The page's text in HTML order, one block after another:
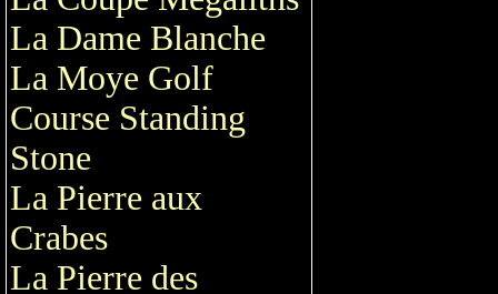
La Dame Blanche
La Moye Golf
Course Standing
Stone
La Pierre aux
Crabes
La Pierre des